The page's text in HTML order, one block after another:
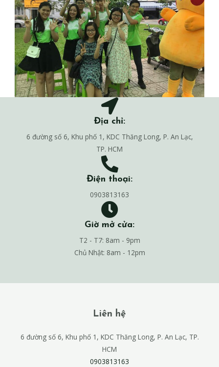
Địa chỉ:
6 đường số 6, Khu phố 1, KDC Thăng Long, P. An Lạc,
TP. HCM
Điện thoại:
0903813163
Giờ mở cửa:
T2 - T7: 8am - 9pm
Chủ Nhật: 8am - 12pm
Liên hệ
6 đường số 6, Khu phố 1, KDC Thăng Long, P. An Lạc, TP.
HCM
0903813163